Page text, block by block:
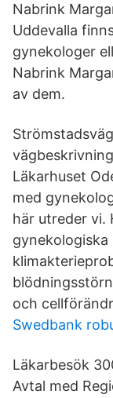
Nabrink
Uddevalla
gynekologer
Nabrink
av dem.
Läkarhuset
med
här utreder vi.
gynekologiska
och
Swedbank
Läkarbesök
Avtal med